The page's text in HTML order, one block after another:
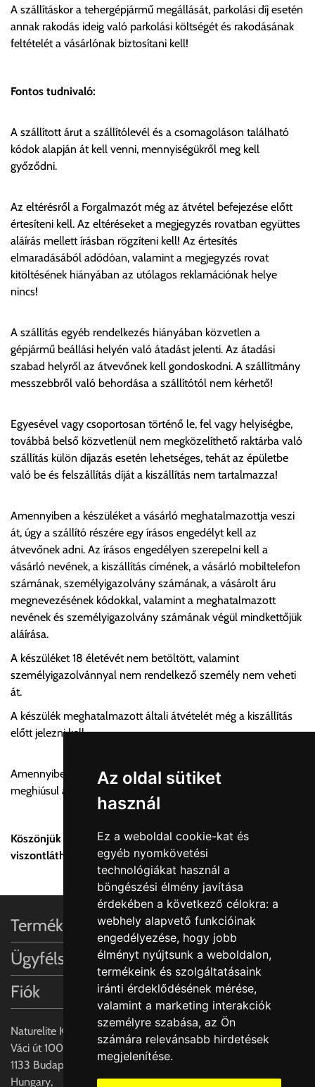
Az oldal sütiket
használ
Ez a weboldal cookie-kat és
egyéb nyomkövetési
technológiákat használ a
böngészési élmény javítása
érdekében a következő célokra: a
webhely alapvető funkcióinak
engedélyezése, hogy jobb
élményt nyújtsunk a weboldalon,
termékeink és szolgáltatásaink
iránti érdeklődésének mérése,
valamint a marketing interakciók
személyre szabása, az Ön
számára relevánsabb hirdetések
megjelenítése.
A szállításkor a tehergépjármű megállását, parkolási díj esetén
annak rakodás ideig való parkolási költségét és rakodásának
feltételét a vásárlónak biztosítani kell!
Fontos tudnivaló:
A szállított árut a szállítólevél és a csomagoláson található
kódok alapján át kell venni, mennyiségükről meg kell
győződni.
Az eltérésről a Forgalmazót még az átvétel befejezése előtt
értesíteni kell. Az eltéréseket a megjegyzés rovatban együttes
aláírás mellett írásban rögzíteni kell! Az értesítés
elmaradásából adódóan, valamint a megjegyzés rovat
kitöltésének hiányában az utólagos reklamációnak helye
nincs!
A szállítás egyéb rendelkezés hiányában közvetlen a
gépjármű beállási helyén való átadást jelenti. Az átadási
szabad helyről az átvevőnek kell gondoskodni. A szállítmány
messzebbről való behordása a szállítótól nem kérhető!
Egyesével vagy csoportosan történő le, fel vagy helyiségbe,
továbbá belső közvetlenül nem megközelíthető raktárba való
szállítás külön díjazás esetén lehetséges, tehát az épületbe
való be és felszállítás díját a kiszállítás nem tartalmazza!
Amennyiben a készüléket a vásárló meghatalmazottja veszi
át, úgy a szállító részére egy írásos engedélyt kell az
átvevőnek adni. Az írásos engedélyen szerepelni kell a
vásárló nevének, a kiszállítás címének, a vásárló mobiltelefon
számának, személyigazolvány számának, a vásárolt áru
megnevezésének kódokkal, valamint a meghatalmazott
nevének és személyigazolvány számának végül mindkettőjük
aláírása.
A készüléket 18 életévét nem betöltött, valamint
személyigazolvánnyal nem rendelkező személy nem veheti
át.
A készülék meghatalmazott általi átvételét még a kiszállítás
előtt jelezni kell.
Amennyiben bármely oknál fogva a készülék átadása
meghiúsul az újabb kiszállítási díjat is meg kell fizetni!
Köszönjük a vásárlást, reméljük hamarosan
viszontláthatjuk!
Naturelite Kft,
Váci út 100.,
1133 Budapest,
Hungary,
Termékinformációk
Ügyfélszolgálat
Fiók